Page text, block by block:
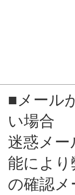
■メール
い場合
迷惑メー
能によ
の確認